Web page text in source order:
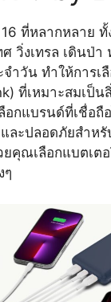
ที่หลากหลาย ทั้
ศ วิ่งเทรล เดินป่า
ำวัน ทำให้การเ
ที่เหมาะสมเป็
ลือกแบรนด์ที่เชื่อ
ะปลอดภัยสำหรั
คุณเลือกแบตเต
ๆ